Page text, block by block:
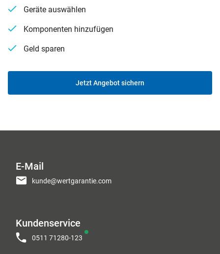
Geräte auswählen
Komponenten hinzufügen
Geld sparen
Jetzt Angebot sichern
E-Mail
kunde@wertgarantie.com
Kundenservice
0511 71280-123